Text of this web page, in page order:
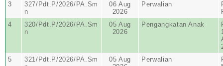
3
327/Pdt.P/2026/PA.Sm
n
06 Aug
2026
Perwalian
4
320/Pdt.P/2026/PA.Sm
n
05 Aug
2026
Pengangkatan Anak
5
321/Pdt.P/2026/PA.Sm
05 Aug
Perwalian